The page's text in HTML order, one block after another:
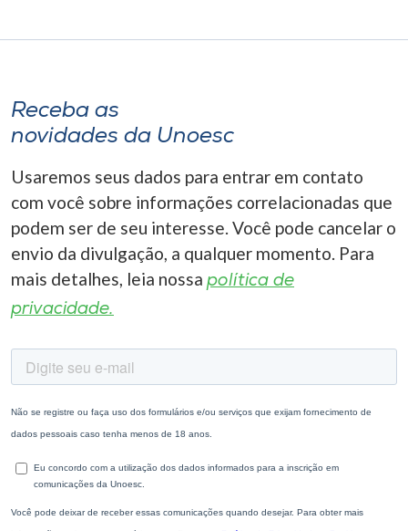
Receba as
novidades da Unoesc
Usaremos seus dados para entrar em contato
com você sobre informações correlacionadas que
podem ser de seu interesse. Você pode cancelar o
envio da divulgação, a qualquer momento. Para
mais detalhes, leia nossa política de
privacidade.